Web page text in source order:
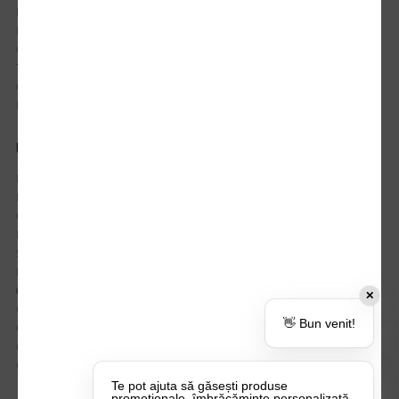
Istoric comenzi
Mostre si Conditii Retur Marfa
Cum comanzi
Termen de livrare
Costuri de livrare
Politica de returnare a produselor
UTILE
Despre Noi
Echipa Update Advertising
CSR si Implicare sociala
Branduri partenere
Suport dedicat si Intrebari frecvente
BLOG – Promo Tips&Tricks
Certificari si Sustenabilitate
Cariere la Update Advertising
CATALOAGE
Contactează-ne
✕
👋 Bun venit!
Te pot ajuta să găsești produse